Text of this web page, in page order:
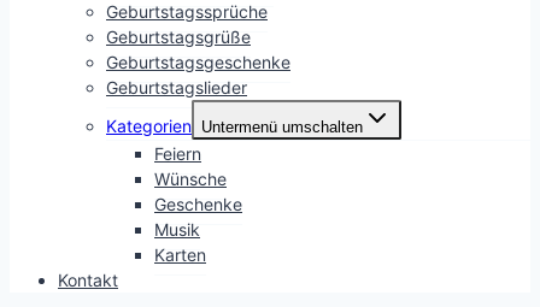
Geburtstagssprüche
Geburtstagsgrüße
Geburtstagsgeschenke
Geburtstagslieder
Kategorien Untermenü umschalten
Feiern
Wünsche
Geschenke
Musik
Karten
Kontakt